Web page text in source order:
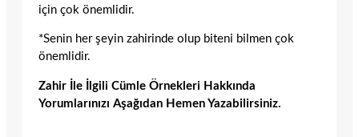
için çok önemlidir.
*Senin her şeyin zahirinde olup biteni bilmen çok
önemlidir.
Zahir İle İlgili Cümle Örnekleri Hakkında
Yorumlarınızı Aşağıdan Hemen Yazabilirsiniz.